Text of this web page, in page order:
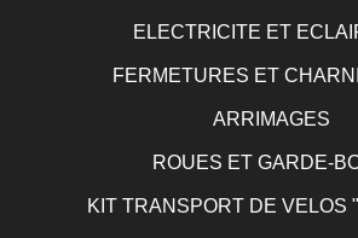
ELECTRICITE ET
FERMETURES ET
ARRIMAGES
ROUES ET GARDE-
KIT TRANSPORT DE VELOS